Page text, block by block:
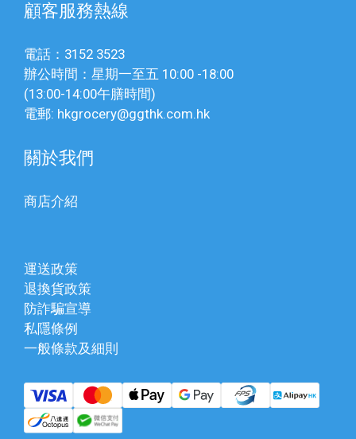
顧客服務熱線
電話：3152 3523
辦公時間：星期一至五 10:00 -18:00
(13:00-14:00午膳時間)
電郵: hkgrocery@ggthk.com.hk
關於我們
商店介紹
運送政策
退換貨政策
防詐騙宣導
私隱條例
一般條款及細則